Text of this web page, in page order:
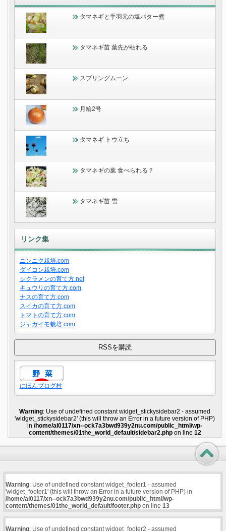
タマネギと手羽元の塩バター煮
タマネギ苗 葉先が枯れる
スプリングムーン
月輪2号
タマネギ トウ立ち
タマネギの葉 食べられる？
タマネギ苗 雪
リンク集
ニンニク栽培.com
ダイコン栽培.com
シクラメンの育て方.net
キュウリの育て方.com
ナスの育て方.com
スイカの育て方.com
トマトの育て方.com
ジャガイモ栽培.com
にほんブログ村
Warning: Use of undefined constant widget_stickysidebar2 - assumed
'widget_stickysidebar2' (this will throw an Error in a future version of PHP)
in/home/ai0117/xn--ock7a3bwd939y2nu.com/public_html/wp-
content/themes/01the_world_default/sidebar2.phpon line 12
Warning: Use of undefined constant widget_footer1 - assumed
'widget_footer1' (this will throw an Error in a future version of PHP) in
/home/ai0117/xn--ock7a3bwd939y2nu.com/public_html/wp-
content/themes/01the_world_default/footer.phpon line 13
Warning: Use of undefined constant widget_footer2 - assumed